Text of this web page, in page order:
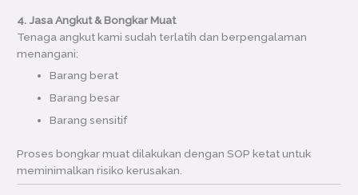
4. Jasa Angkut & Bongkar Muat
Tenaga angkut kami sudah terlatih dan berpengalaman
menangani:
Barang berat
Barang besar
Barang sensitif
Proses bongkar muat dilakukan dengan SOP ketat untuk
meminimalkan risiko kerusakan.